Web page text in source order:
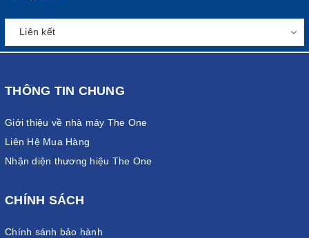
THÔNG TIN CHUNG
Giới thiệu về nhà máy The One
Liên Hệ Mua Hàng
Nhận diện thương hiệu The One
CHÍNH SÁCH
Chính sánh bảo hành